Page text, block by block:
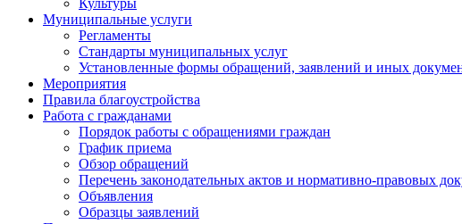
Культуры
Муниципальные услуги
Регламенты
Стандарты муниципальных услуг
Установленные формы обращений, заявлений и иных
Мероприятия
Правила благоустройства
Работа с гражданами
Порядок работы с обращениями граждан
График приема
Обзор обращений
Перечень законодательных актов и нормативно-правовых
Объявления
Образцы заявлений